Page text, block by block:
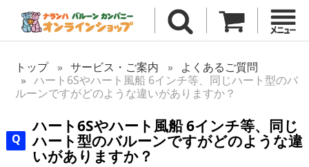
トップ サービス・ご案内
よくあるご質問
ハート6Sやハート風船 6インチ等、同じハート型のバ
ルーンですがどのような違いがありますか？
ハート6Sやハート風船 6インチ等、同じ
ハート型のバルーンですがどのような違
いがありますか？